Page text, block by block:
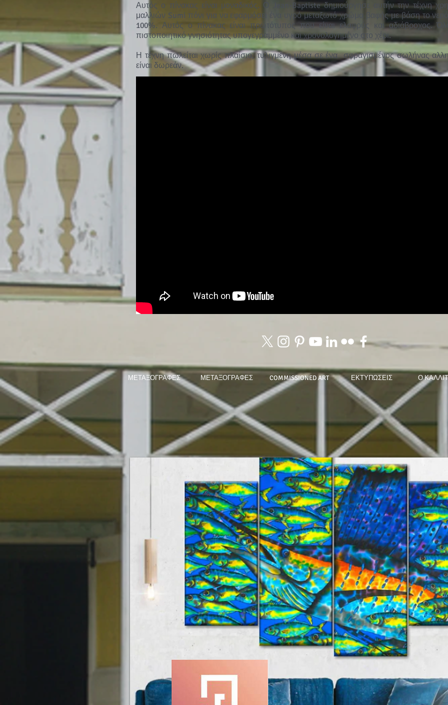
Αυτός ο πίνακας είναι μοναδικός. Ο Jean-Baptiste δημιούργησε αυτήν την τέχνη
μαλλιών Sumi πόνι για να εφαρμόσει ένα υγρό μεταξωτό χρώμα βαφής με βάση το
100%. Αυτός ο πίνακας είναι πρωτότυπος που είναι ελαφρύς και αδιάβροχος.
πιστοποιητικό γνησιότητας υπογεγραμμένο και χρονολογημένο στο χέρι.
Η τέχνη πωλείται χωρίς πλαίσιο, τυλιγμένη μέσα σε ένα σφραγισμένος σωλήνας
είναι δωρεάν.
ΜΕΤΑΞΟΓΡΑΦΕΣ ΜΕΤΑΞΟΓΡΑΦΕΣ COMMISSIONED ART ΕΚΤΥΠΩΣΕΙΣ Ο